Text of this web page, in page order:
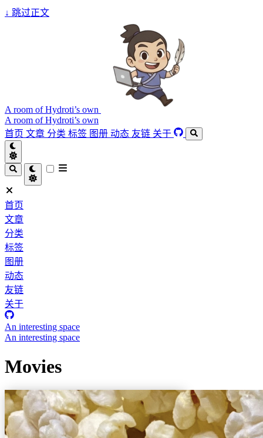
↓ 跳过正文
A room of Hydroti’s own
A room of Hydroti’s own
首页 文章 分类 标签 图册 动态 友链 关于
首页
文章
分类
标签
图册
动态
友链
关于
An interesting space
An interesting space
Movies